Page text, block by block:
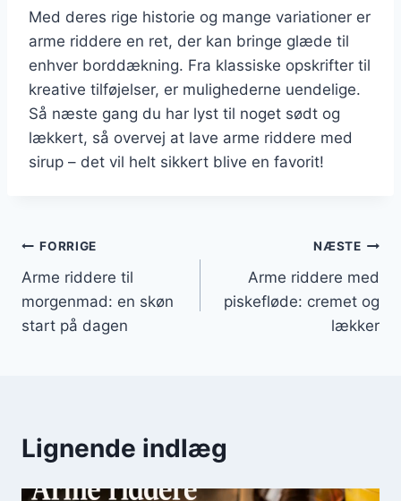
Med deres rige historie og mange variationer er
arme riddere en ret, der kan bringe glæde til
enhver borddækning. Fra klassiske opskrifter til
kreative tilføjelser, er mulighederne uendelige.
Så næste gang du har lyst til noget sødt og
lækkert, så overvej at lave arme riddere med
sirup – det vil helt sikkert blive en favorit!
Indlægsnavigation
FORRIGE
Arme riddere til
morgenmad: en skøn
start på dagen
NÆSTE
Arme riddere med
piskefløde: cremet og
lækker
Lignende indlæg